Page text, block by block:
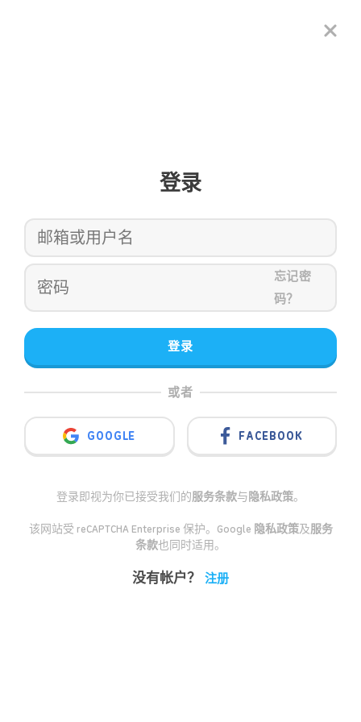
登录
忘记密
码？
登录
或者
GOOGLE FACEBOOK
登录即视为你已接受我们的服务条款与隐私政策。
该网站受 reCAPTCHA Enterprise 保护。Google 隐私政策及服务
条款也同时适用。
没有帐户？ 注册